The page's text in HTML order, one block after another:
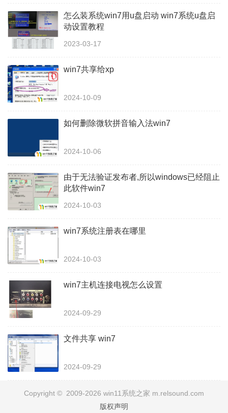
怎么装系统win7用u盘启动 win7系统u盘启
动设置教程
2023-03-17
win7共享给xp
2024-10-09
如何删除微软拼音输入法win7
2024-10-06
由于无法验证发布者,所以windows已经阻止
此软件win7
2024-10-03
win7系统注册表在哪里
2024-10-03
win7主机连接电视怎么设置
2024-09-29
文件共享 win7
2024-09-29
Copyright © 2009-2026 win11系统之家 m.relsound.com
版权声明